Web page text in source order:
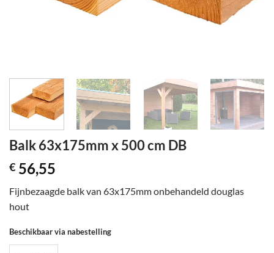
Balk 63x175mm x 500 cm DB
€ 56,55
Fijnbezaagde balk van 63x175mm onbehandeld douglas
hout
Beschikbaar via nabestelling